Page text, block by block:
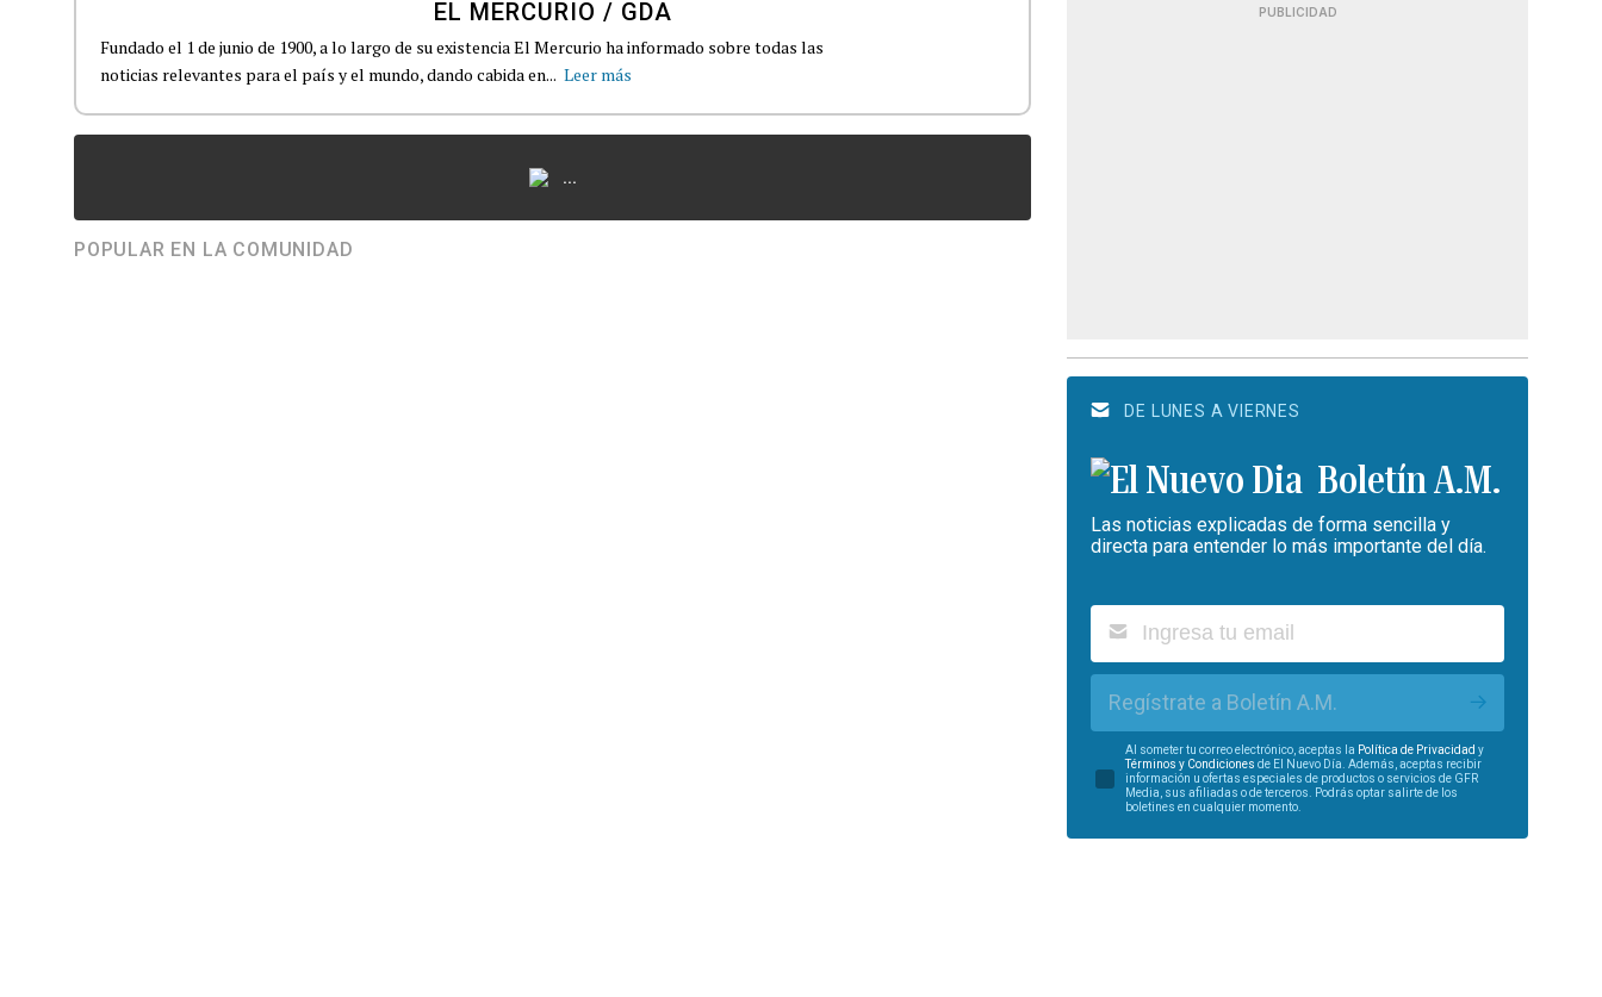
EL MERCURIO / GDA
Fundado el 1 de junio de 1900, a lo largo de su existencia El Mercurio ha informado sobre todas las
noticias relevantes para el país y el mundo, dando cabida en... Leer más
...
POPULAR EN LA COMUNIDAD
PUBLICIDAD
DE LUNES A VIERNES
Boletín A.M.
Las noticias explicadas de forma sencilla y
directa para entender lo más importante del día.
Regístrate a Boletín A.M.
Al someter tu correo electrónico, aceptas la Política de Privacidad y
Términos y Condiciones de El Nuevo Día. Además, aceptas recibir
información u ofertas especiales de productos o servicios de GFR
Media, sus afiliadas o de terceros. Podrás optar salirte de los
boletines en cualquier momento.